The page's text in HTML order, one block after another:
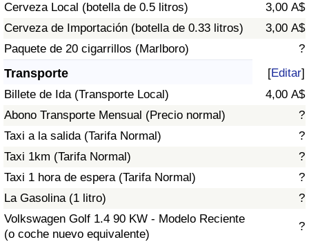
Cerveza Local (botella de 0.5 litros)
3,00 A$
Cerveza de Importación (botella de 0.33 litros)
3,00 A$
Paquete de 20 cigarrillos (Marlboro)
?
Transporte [Editar]
Billete de Ida (Transporte Local)
4,00 A$
Abono Transporte Mensual (Precio normal)
?
Taxi a la salida (Tarifa Normal)
?
Taxi 1km (Tarifa Normal)
?
Taxi 1 hora de espera (Tarifa Normal)
?
La Gasolina (1 litro)
?
Volkswagen Golf 1.4 90 KW - Modelo Reciente
(o coche nuevo equivalente)
?
Índice de Tráfico (Actual)
Índice de Tráfico por País